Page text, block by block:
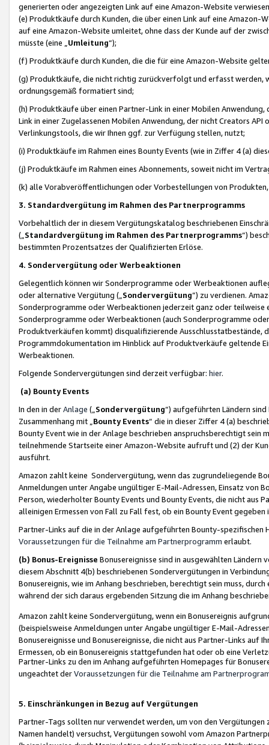
generierten oder angezeigten Link auf eine Amazon-Website
(e) Produktkäufe durch Kunden, die über einen Link auf eine
auf eine Amazon-Website umleitet, ohne dass der Kunde auf der
müsste (eine „ Umleitung“);
(f) Produktkäufe durch Kunden, die die für eine Amazon-Website
(g) Produktkäufe, die nicht richtig zurückverfolgt und erfasst werden,
ordnungsgemäß formatiert sind;
(h) Produktkäufe über einen Partner-Link in einer Mobilen
Link in einer Zugelassenen Mobilen Anwendung, der nicht Creators
Verlinkungstools, die wir Ihnen ggf. zur Verfügung stellen, nutzt;
(i) Produktkäufe im Rahmen eines Bounty Events (wie in Ziffer 4 (a)
(j) Produktkäufe im Rahmen eines Abonnements, soweit nicht im
(k) alle Vorabveröffentlichungen oder Vorbestellungen von
3. Standardvergütung im Rahmen des Partnerprogramms
Vorbehaltlich der in diesem Vergütungskatalog beschriebenen
(„ Standardvergütung im Rahmen des Partnerprogramms“)
bestimmten Prozentsatzes der Qualifizierten Erlöse.
4. Sondervergütung oder Werbeaktionen
Gelegentlich können wir Sonderprogramme oder Werbeaktionen
oder alternative Vergütung („ Sondervergütung”) zu verdienen.
Sonderprogramme oder Werbeaktionen jederzeit ganz oder
Sonderprogramme oder Werbeaktionen (auch Sonderprogramme
Produktverkäufen kommt) disqualifizierende Ausschlusstatbestände,
Programmdokumentation im Hinblick auf Produktverkäufe geltende
Werbeaktionen.
Folgende Sondervergütungen sind derzeit verfügbar: hier.
(a) Bounty Events
In den in derAnlage („ Sondervergütung“) aufgeführten Ländern
Zusammenhang mit „ Bounty Events“ die in dieser Ziffer 4 (a)
Bounty Event wie in der Anlage beschrieben anspruchsberechtigt sein
teilnehmende Startseite einer Amazon-Website aufruft und (2) der
ausführt.
Amazon zahlt keine Sondervergütung, wenn das zugrundeliegende
Anmeldungen unter Angabe ungültiger E-Mail-Adressen, Einsatz von
Person, wiederholter Bounty Events und Bounty Events, die nicht
alleinigen Ermessen von Fall zu Fall fest, ob ein Bounty Event
Partner-Links auf die in der Anlage aufgeführten Bounty-spezifischen
Voraussetzungen für die Teilnahme am Partnerprogramm erlaubt.
(b) Bonus-Ereignisse Bonusereignisse sind in ausgewählten Ländern
diesem Abschnitt 4(b) beschriebenen Sondervergütungen in
Bonusereignis, wie im Anhang beschrieben, berechtigt sein muss,
während der sich daraus ergebenden Sitzung die im Anhang
Amazon zahlt keine Sondervergütung, wenn ein Bonusereignis
(beispielsweise Anmeldungen unter Angabe ungültiger E-Mail-
Bonusereignisse und Bonusereignisse, die nicht aus Partner-Links auf
Ermessen, ob ein Bonusereignis stattgefunden hat oder ob eine
Partner-Links zu den im Anhang aufgeführten Homepages für
ungeachtet derVoraussetzungen für die Teilnahme am
5. Einschränkungen in Bezug auf Vergütungen
Partner-Tags sollten nur verwendet werden, um von den
Namen handelt) versuchst, Vergütungen sowohl vom Amazon